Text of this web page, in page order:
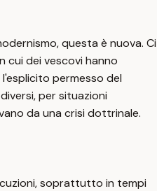
questa è nuova. Ci
cui dei vescovi hanno
permesso del
per situazioni
da una crisi dottrinale.
soprattutto in tempi